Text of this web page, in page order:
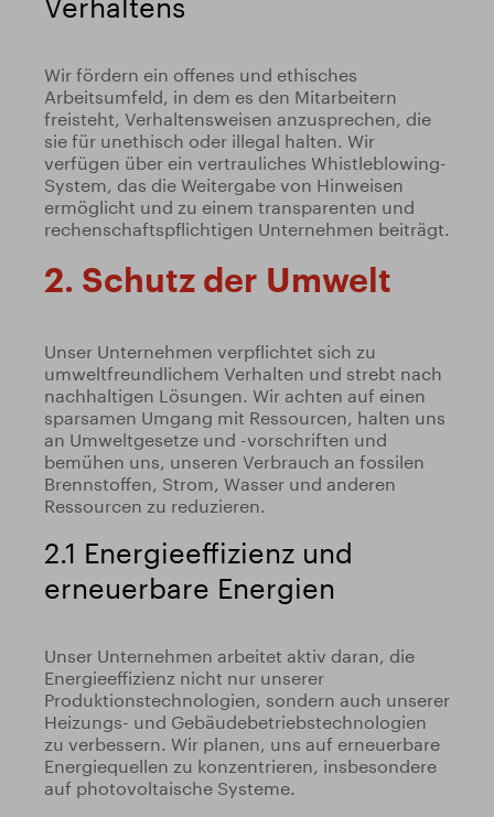
Verhaltens
Wir fördern ein offenes und ethisches
Arbeitsumfeld, in dem es den Mitarbeitern
freisteht, Verhaltensweisen anzusprechen, die
sie für unethisch oder illegal halten. Wir
verfügen über ein vertrauliches Whistleblowing-
System, das die Weitergabe von Hinweisen
ermöglicht und zu einem transparenten und
rechenschaftspflichtigen Unternehmen beiträgt.
2. Schutz der Umwelt
Unser Unternehmen verpflichtet sich zu
umweltfreundlichem Verhalten und strebt nach
nachhaltigen Lösungen. Wir achten auf einen
sparsamen Umgang mit Ressourcen, halten uns
an Umweltgesetze und -vorschriften und
bemühen uns, unseren Verbrauch an fossilen
Brennstoffen, Strom, Wasser und anderen
Ressourcen zu reduzieren.
2.1 Energieeffizienz und
erneuerbare Energien
Unser Unternehmen arbeitet aktiv daran, die
Energieeffizienz nicht nur unserer
Produktionstechnologien, sondern auch unserer
Heizungs- und Gebäudebetriebstechnologien
zu verbessern. Wir planen, uns auf erneuerbare
Energiequellen zu konzentrieren, insbesondere
auf photovoltaische Systeme.